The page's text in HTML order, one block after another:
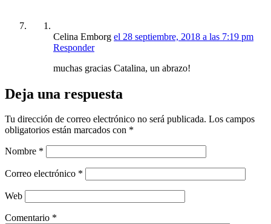
Celina Emborg el 28 septiembre, 2018 a las 7:19 pm
Responder
muchas gracias Catalina, un abrazo!
Deja una respuesta
Tu dirección de correo electrónico no será publicada. Los campos
obligatorios están marcados con *
Nombre *
Correo electrónico *
Web
Comentario *